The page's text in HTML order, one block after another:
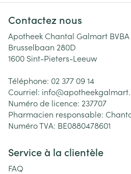
Contactez nous
Apotheek Chantal Galmart BVBA
Brusselbaan 280D
1600 Sint-Pieters-Leeuw
Téléphone: 02 377 09 14
Courriel: info@
Numéro de licence: 237707
Pharmacien responsable:
Numéro TVA: BE0880478601
Service à la clientèle
FAQ